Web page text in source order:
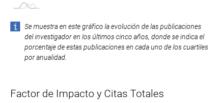
Se muestra en este gráfico la evolución de las publicaciones
del investigador en los últimos cinco años, donde se indica el
porcentaje de estas publicaciones en cada uno de los cuartiles
por anualidad.
Factor de Impacto y Citas Totales